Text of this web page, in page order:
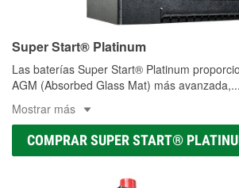
Super Start® Platinum
Las baterías Super Start® Platinum
AGM (Absorbed Glass Mat) más avanzada,...
Mostrar más
COMPRAR SUPER START®